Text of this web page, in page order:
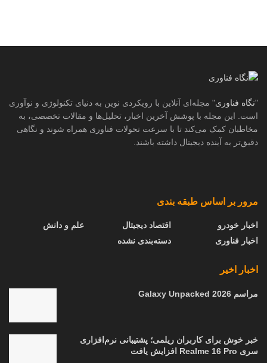
"نگاه فناوری" مجله‌ای آنلاین با رویکردی نوین به دنیای تکنولوژی و نوآوری
است. این مجله با پوشش آخرین اخبار، تحلیل‌ها و مقالات تخصصی، به
مخاطبان کمک می‌کند تا با سرعت تحولات فناوری همراه شوند و نگاهی
دقیق‌تر به آینده دیجیتال داشته باشند.
مرور بر اساس طبقه بندی
اخبار خودرو
اخبار فناوری
اقتصاد دیجیتال
دسته‌بندی نشده
علم و دانش
اخبار اخیر
مراسم Galaxy Unpacked 2026
خبر خوش برای کاربران ریلمی؛ پشتیبانی نرم‌افزاری
سری Realme 16 Pro افزایش یافت